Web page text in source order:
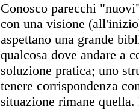
Conosco parecchi
con una visione
aspettano una grande
qualcosa dove andare a
soluzione pratica; uno
tenere corrispondenza
situazione rimane